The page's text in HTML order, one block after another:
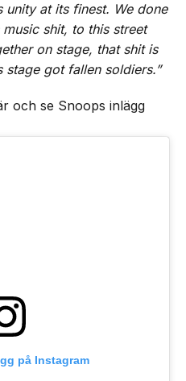
at its finest. We done
shit, to this street
on stage, that shit is
got fallen soldiers.”
och se Snoops inlägg
på Instagram